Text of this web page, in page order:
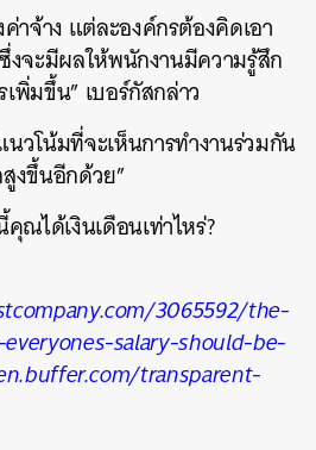
ค่าจ้าง แต่ละองค์กรต้องคิดเอา
งจะมีผลให้พนักงานมีความรู้สึก
พิ่มขึ้น” เบอร์กัสกล่าว
วโน้มที่จะเห็นการทำงานร่วมกัน
งขึ้นอีกด้วย”
ณได้เงินเดือนเท่าไหร่?
3065592/the-
salary-should-be-
transparent-